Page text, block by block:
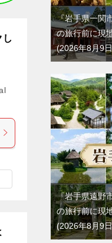
『岩手県一関
の旅行前に現
2026年8月9
『岩手県遠野
の旅行前に現
2026年8月9